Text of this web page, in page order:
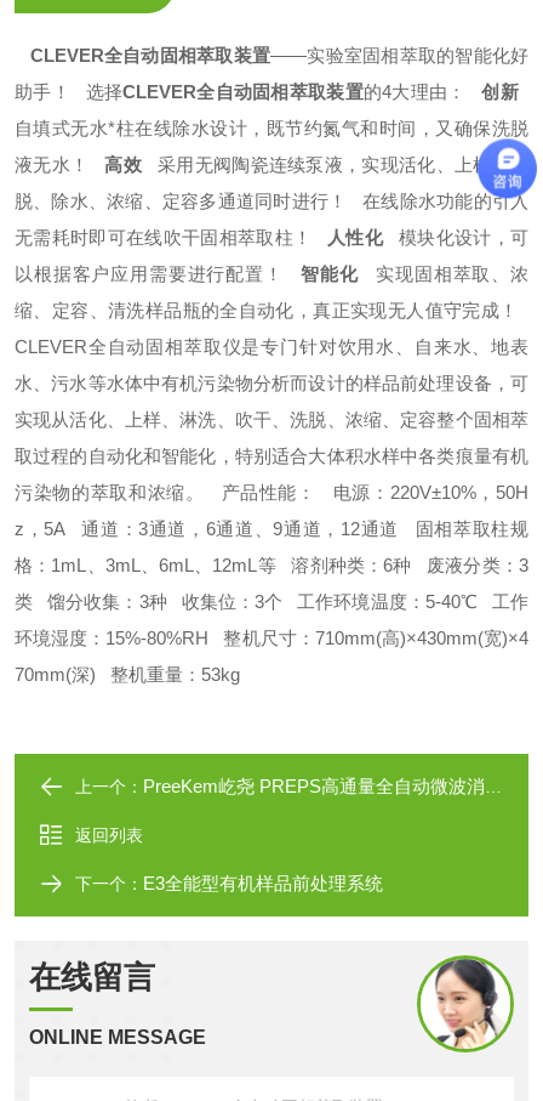
CLEVER全自动固相萃取装置——实验室固相萃取的智能化好
助手！
选择CLEVER全自动固相萃取装置的4大理由：
创新
自填式无水*柱在线除水设计，既节约氮气和时间，又确保洗脱
液无水！
高效采用无阀陶瓷连续泵液，实现活化、上样、洗
脱、除水、浓缩、定容多通道同时进行！
在线除水功能的引入
无需耗时即可在线吹干固相萃取柱！
人性化模块化设计，可
以根据客户应用需要进行配置！
智能化实现固相萃取、浓
缩、定容、清洗样品瓶的全自动化，真正实现无人值守完成！
CLEVER全自动固相萃取仪是专门针对饮用水、自来水、地表
水、污水等水体中有机污染物分析而设计的样品前处理设备，可
实现从活化、上样、淋洗、吹干、洗脱、浓缩、定容整个固相萃
取过程的自动化和智能化，特别适合大体积水样中各类痕量有机
污染物的萃取和浓缩。
产品性能：
电源：220V±10%，50H
z，5A通道：3通道，6通道、9通道，12通道
固相萃取柱规
格：1mL、3mL、6mL、12mL等溶剂种类：6种 废液分类：3
类 馏分收集：3种 收集位：3个 工作环境温度：5-40℃ 工作
环境湿度：15%-80%RH 整机尺寸：710mm(高)×430mm(宽)×4
70mm(深) 整机重量：53kg
上一个： PreeKem屹尧 PREPS高通量全自动微波消解仪
返回列表
下一个： E3全能型有机样品前处理系统
在线留言
ONLINE MESSAGE